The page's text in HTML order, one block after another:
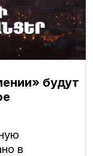
будут
в